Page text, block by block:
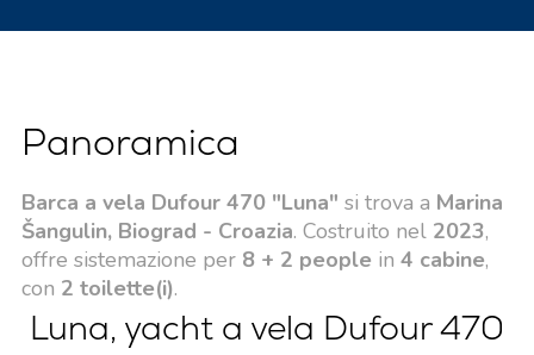
Panoramica
Barca a vela Dufour 470 "Luna" si trova a Marina
Šangulin, Biograd - Croazia. Costruito nel 2023,
offre sistemazione per 8 + 2 people in 4 cabine,
con 2 toilette(i).
Luna, yacht a vela Dufour 470